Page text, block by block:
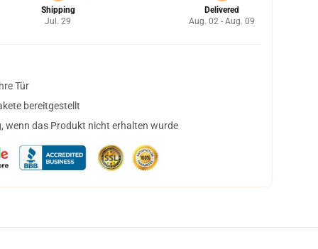
Shipping
Jul. 29
Delivered
Aug. 02 - Aug. 09
Tür
bereitgestellt
wenn das Produkt nicht erhalten wurde